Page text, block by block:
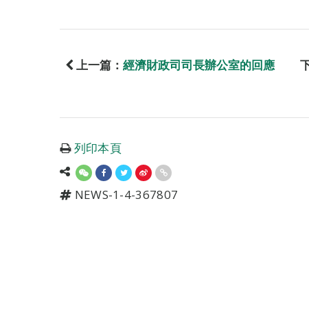
上一篇： 經濟財政司司長辦公室的回應
列印本頁
NEWS-1-4-367807